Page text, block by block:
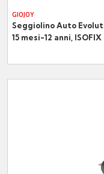
GIOJOY
Seggiolino Auto
15 mesi-12 anni,